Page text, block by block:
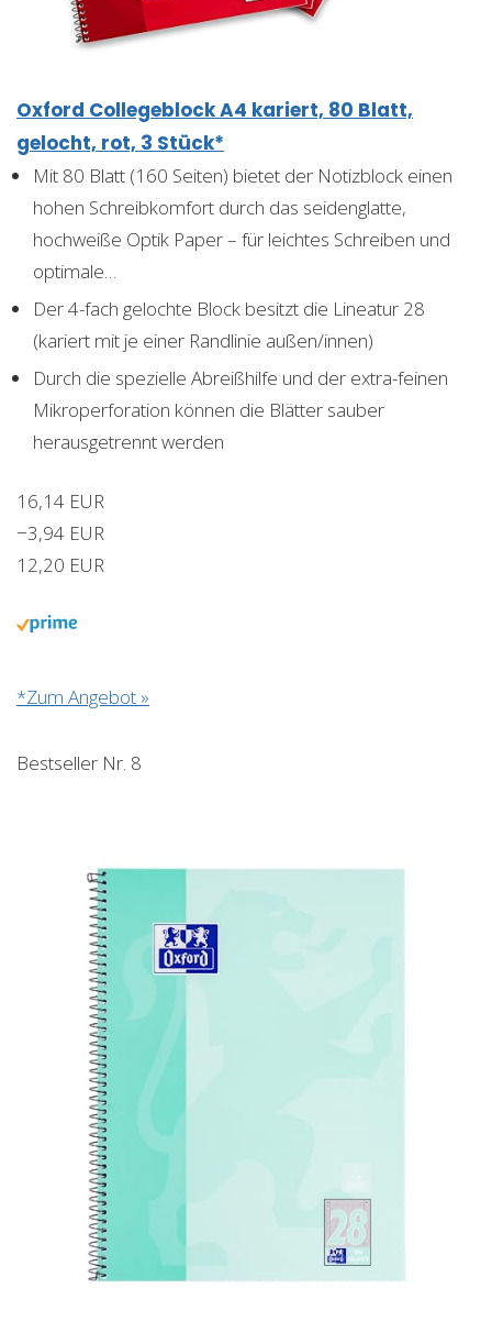
Oxford Collegeblock A4 kariert, 80 Blatt,
gelocht, rot, 3 Stück*
Mit 80 Blatt (160 Seiten) bietet der Notizblock einen
hohen Schreibkomfort durch das seidenglatte,
hochweiße Optik Paper – für leichtes Schreiben und
optimale…
Der 4-fach gelochte Block besitzt die Lineatur 28
(kariert mit je einer Randlinie außen/innen)
Durch die spezielle Abreißhilfe und der extra-feinen
Mikroperforation können die Blätter sauber
herausgetrennt werden
16,14 EUR
−3,94 EUR
12,20 EUR
*Zum Angebot »
Bestseller Nr. 8